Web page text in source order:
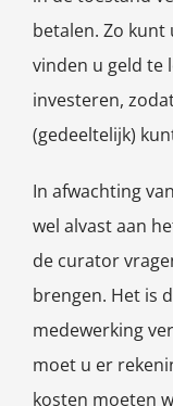
betalen. Zo
vinden u geld te
investeren,
(gedeeltelijk)
In afwachting
wel alvast aan
de curator
brengen. Het is
medewerking
moet u er
kosten moeten